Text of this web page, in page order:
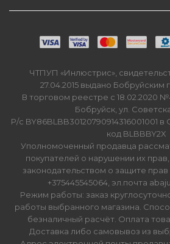
ЧТПУП «Инлюстрис»,
27.04.2015 выдано Бобруйским
В торговом реестре с 18.02.2020
Бобруйск, ул.
Р/с BY86BLBB30120790914316001001
код BLBBBY2X
Уполномоченный продавца
покупателей о нарушении их
законодательством о защите
+375445545064, эл.почта
Режим работы: заказ
работы выбранного магазина.
безналичный расчёт. Оплата
Доставка либо самовывоз из